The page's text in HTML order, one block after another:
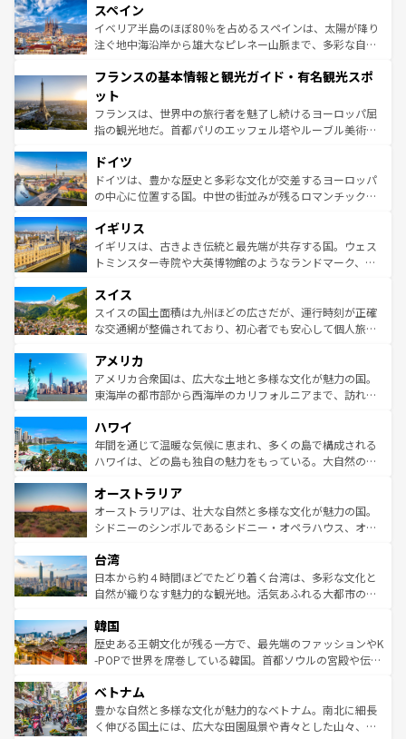
ろん、トスカーナの美しい田園風景やアマルフィ海岸の絶
景など、自然景観も見逃せない。観光の合間には、本場の
ピザやパスタなど、絶品のイタリア料理を堪能することも
ませてくれるイタリアで、忘れられない旅をしてみよう！
なお、新着のイタリア情報は
しい。
スペイン
イベリア半島のほぼ80％を占めるスペインは、太陽が降り
注ぐ地中海沿岸から雄大なピレネー山脈まで、多彩な自然
文化が根付くこの国では、情熱的なフラメンコ、熱気あふ
れる闘牛、そして美味しいタパスが生活の一部となってい
る。首都マドリードの洗練された雰囲気や、バルセロナの
アートに溢れた街角から、地方では古代ローマ遺跡や中世
せる。地方によって風土や気候が異なるスペインはその個
性で訪れる人を魅了する。 なお、新着のスペイン情報は コ
ンテンツ一覧を参照してほしい。
フランスの基本情報と観光ガイド・有名観光スポ
ット
フランスは、世界中の旅行者を魅了し続けるヨーロッパ屈
指の観光地だ。首都パリのエッフェル塔やルーブル美術館
で、幅広い魅力が詰まっている。華麗な宮殿、歴史的な大
聖堂、美しいビーチ、そして豊かな自然が、訪れる者を心
から魅了する。また、フランスは美食の国としても知ら
いる。シャンパンの発祥地であるランス、プロヴァンスの
香り高いラベンダー畑など、多彩な楽しみ方が可能だ。さ
らに、パリ以外の地域にも魅力が溢れており、どの街角に
れる地方に足を運ぶとそれぞれで全く異なる文化を体験で
きるだろう。 なお、新着のフランス情報はコンテンツ一覧
を参照してほしい。
ドイツ
ドイツは、豊かな歴史と多彩な文化が交差するヨーロッパ
の中心に位置する国。中世の街並みが残るロマンチック街
顔を持つこの国は、どこを歩いても飽きることがない。ベ
ルリンの文化的活気、バイエルン州のアルプスの絶景、そ
してライン川沿いのワイン畑といった風景は必見。ビール
は、お酒好きな人にはぜひ体験してほしい。 なお、新着の
ドイツ情報はコンテンツ一覧を参照してほしい。
イギリス
イギリスは、古きよき伝統と最先端が共存する国。ウェス
トミンスター寺院や大英博物館のようなランドマーク、歴
リアごとに異なる魅力がある。また、優雅なアフタヌーン
ティー、ビール好きにはたまらない英国パブ、サッカー観
戦など、本場だからこそできる体験も豊富。イギリスを旅
ンツ一覧を参照してほしい。
スイス
スイスの国土面積は九州ほどの広さだが、運行時刻が正確
な交通網が整備されており、初心者でも安心して個人旅行
の建物がそのまま残る町や、スイスならではのユニークな
博物館もあり、アルプス観光だけでなく町歩きも満喫する
ことができる。国民の所得が高いため物価も高いが、旅行
ば市内交通費無料で観光を楽しむこともできる。 なお、新
着のスイス情報はコンテンツ一覧 を参照してほしい。
アメリカ
アメリカ合衆国は、広大な土地と多様な文化が魅力の国。
東海岸の都市部から西海岸のカリフォルニアまで、訪れる
のような巨大都市は、観光、ショッピング、エンターテイ
ンメントが詰まった刺激的なスポットだ。一方、アメリカ
西部には大自然が広がり、グランドキャニオンやイエロー
部のニューオーリンズでは、音楽と美食が融合した独特の
文化が魅力。旅行者はアメリカの各地域で異なる魅力を楽
しみながら、その多様性と豊かな歴史を感じることができ
ならではの贅沢な旅のスタイルだ。 なお、新着のアメリカ
情報はコンテンツ一覧を参照してほしい。
ハワイ
年間を通じて温暖な気候に恵まれ、多くの島で構成される
ハワイは、どの島も独自の魅力をもっている。大自然の神
ワイ島は見逃せない。また、定番の観光地といえばオアフ
島だが、静かな自然を求めるならマウイ島やカウアイ島が
おすすめ。エメラルドグリーンに輝く海をはじめ、豊かな
れるおもてなしの心で訪れる人々を迎えてくれるハワイの
人々、おいしいローカルフードやハワイアンミュージッ
ク、伝統的なフラダンスなど、すべてがハワイの魅力を彩
ワイを、存分に味わってほしい。 なお、新着のハワイ情報
はコンテンツ一覧を参照してほしい。
オーストラリア
オーストラリアは、壮大な自然と多様な文化が魅力の国。
シドニーのシンボルであるシドニー・オペラハウス、オー
リアリーフや大陸中央部にそびえるウルル（エアーズロッ
ク）、タスマニアの美しい原生林やケアンズの熱帯雨林な
ど、見どころがたくさん。また、カフェやワイン、オージ
いる。アクティビティも充実しており、サーフィンやダイ
ビング、ハイキングなど、アウトドア好きにはたまらな
い。オーストラリアの多彩な魅力を存分に味わいつくそ
参照してほしい。
台湾
日本から約４時間ほどでたどり着く台湾は、多彩な文化と
自然が織りなす魅力的な観光地。活気あふれる大都市の台
ン）、静ひつな山岳地帯である台湾東部など、都市の喧騒
と山間の静けさが共存しており、訪れる人に新しい発見と
驚きをもたらしてくれる。また、奥深い台湾の食文化も魅
容にもいいと評判のスイーツなど、バラエティ豊かな料理
が味わえる。 なお、新着の台湾情報は コンテンツ一覧を参
照してほしい。
韓国
歴史ある王朝文化が残る一方で、最先端のファッションやK
-POPで世界を席巻している韓国。首都ソウルの宮殿や伝統
き、地方に足を延ばせば四季折々の自然美を楽しむことが
できる。そして、キムチや焼肉、絶品のストリートフード
まで、さまざまな韓国料理が待っている。夜には、韓国な
ベトナム
豊かな自然と多様な文化が魅力的なベトナム。南北に細長
く伸びる国土には、広大な田園風景や青々とした山々、世